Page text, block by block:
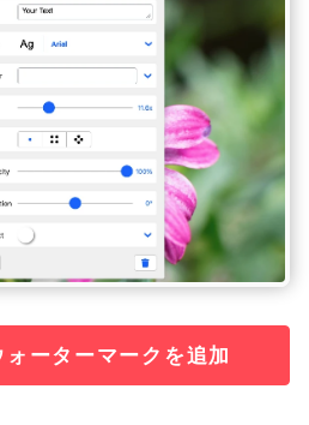
ーターマークを追加